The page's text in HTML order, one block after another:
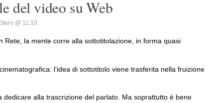
del video su Web
@ 11:10
Rete, la mente corre alla sottotitolazione, in forma quasi
l’idea di sottotitolo viene trasferita nella fruizione
alla trascrizione del parlato. Ma soprattutto è bene